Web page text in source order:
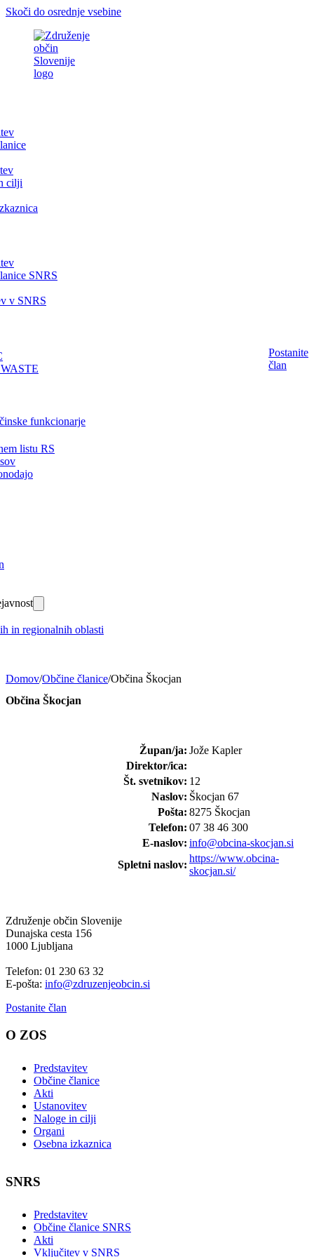
Skoči do osrednje vsebine
cilji
SNRS
v SNRS
funkcionarje
listu RS
in regionalnih oblasti
Postanite
član
Domov/Občine članice/Občina Škocjan
Občina Škocjan
Župan/ja: Jože Kapler
Direktor/ica:
Št. svetnikov: 12
Naslov: Škocjan 67
Pošta: 8275 Škocjan
Telefon: 07 38 46 300
E-naslov: info@obcina-skocjan.si
Spletni naslov:
https://www.obcina-
skocjan.si/
Združenje občin Slovenije
Dunajska cesta 156
1000 Ljubljana
Telefon: 01 230 63 32
E-pošta: info@zdruzenjeobcin.si
Postanite član
O ZOS
Predstavitev
Občine članice
Akti
Ustanovitev
Naloge in cilji
Organi
Osebna izkaznica
SNRS
Predstavitev
Občine članice SNRS
Akti
Vključitev v SNRS